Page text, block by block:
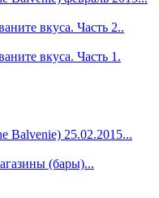
вкуса. Часть 2..
вкуса. Часть 1.
Balvenie) 25.02.2015...
(бары)...